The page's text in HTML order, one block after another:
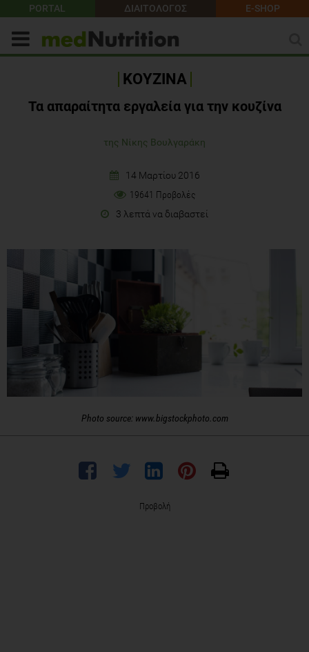
PORTAL ΔΙΑΙΤΟΛΟΓΟΣ E-SHOP
ΚΟΥΖΙΝΑ
Τα απαραίτητα εργαλεία για την κουζίνα
της Νίκης Βουλγαράκη
14 Μαρτίου 2016
19641 Προβολές
3 λεπτά να διαβαστεί
Photo source: www.bigstockphoto.com
Προβολή